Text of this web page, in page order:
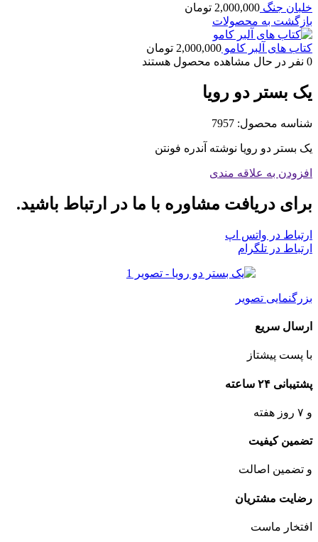
خلبان جنگ 2,000,000 تومان
بازگشت به محصولات
کتاب های آلبر کامو 2,000,000 تومان
0 نفر در حال مشاهده محصول هستند
یک بستر دو رویا
شناسه محصول: 7957
یک بستر دو رویا نوشته آندره فونتن
افزودن به علاقه مندی
برای دریافت مشاوره با ما در ارتباط باشید.
ارتباط در واتس اپ
ارتباط در تلگرام
بزرگنمایی تصویر
ارسال سریع
با پست پیشتاز
پشتیبانی ۲۴ ساعته
و ۷ روز هفته
تضمین کیفیت
و تضمین اصالت
رضایت مشتریان
افتخار ماست